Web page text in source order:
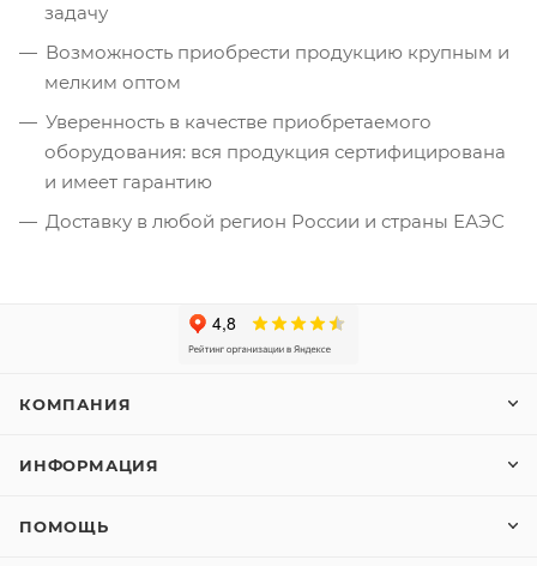
задачу
Возможность приобрести продукцию крупным и
мелким оптом
Уверенность в качестве приобретаемого
оборудования: вся продукция сертифицирована
и имеет гарантию
Доставку в любой регион России и страны ЕАЭС
КОМПАНИЯ
ИНФОРМАЦИЯ
ПОМОЩЬ